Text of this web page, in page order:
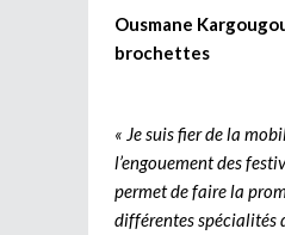
Ousmane
brochettes
« Je suis fier de la
l’engouement des
permet de faire la
différentes spécialités